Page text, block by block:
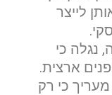
לייצר
נגלה כי
ארצית.
אירגון התעופה האמריקני FAA מעריך כי רק